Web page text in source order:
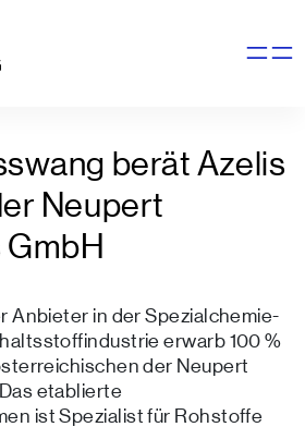
berät Azelis
Neupert
Anbieter in der Spezialchemie-
erwarb 100 %
der Neupert
etablierte
ist Spezialist für Rohstoffe